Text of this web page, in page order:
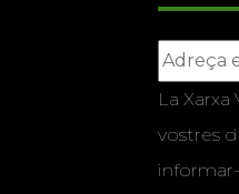
La
vostres